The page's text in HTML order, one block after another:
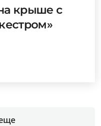
крыше с